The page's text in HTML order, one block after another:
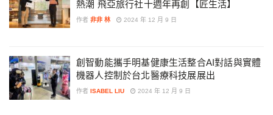
熱潮 飛亞旅行社十週年再創【匠生活】
作者 非非 林 2024 年 12 月 9 日
創智動能攜手明基健康生活整合AI對話與實體
機器人控制於台北醫療科技展展出
作者 ISABEL LIU 2024 年 12 月 9 日